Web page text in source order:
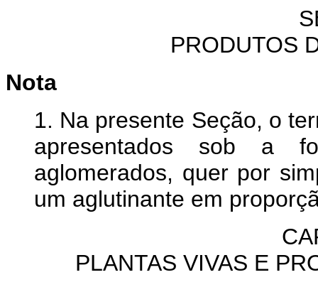
PRODUTOS
Nota
1. Na presente Seção, o
apresentados sob a
aglomerados, quer por
um aglutinante em
PLANTAS VIVAS E